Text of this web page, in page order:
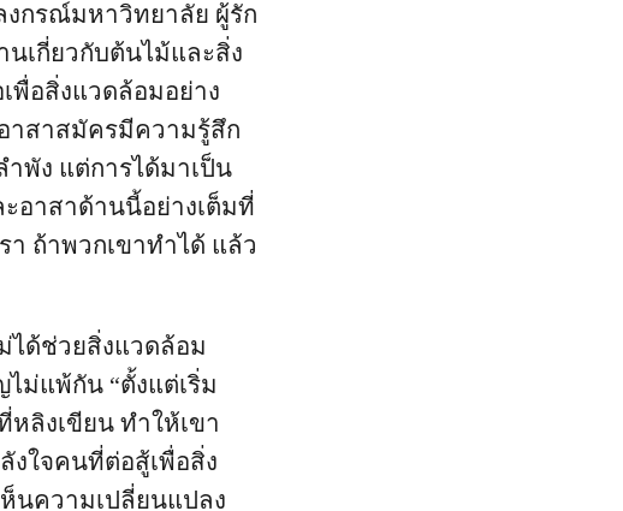
กรณ์มหาวิทยาลัย ผู้รัก
นเกี่ยวกับต้นไม้และสิ่ง
พื่อสิ่งแวดล้อมอย่าง
าสาสมัครมีความรู้สึก
พัง แต่การได้มาเป็น
อาสาด้านนี้อย่างเต็มที่
า ถ้าพวกเขาทำได้ แล้ว
ได้ช่วยสิ่งแวดล้อม
ม่แพ้กัน “ตั้งแต่เริ่ม
หลิงเขียน ทำให้เขา
งใจคนที่ต่อสู้เพื่อสิ่ง
นความเปลี่ยนแปลง